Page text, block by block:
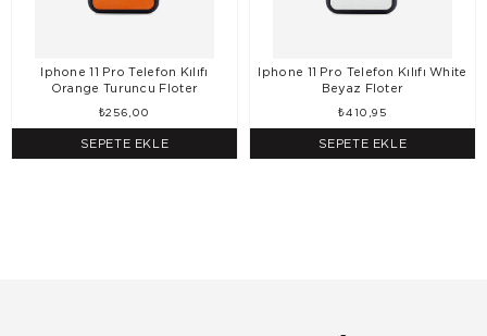
Iphone 11 Pro Telefon Kılıfı
Orange Turuncu Floter
₺256,00
SEPETE EKLE
Iphone 11 Pro Telefon Kılıfı White
Beyaz Floter
₺410,95
SEPETE EKLE